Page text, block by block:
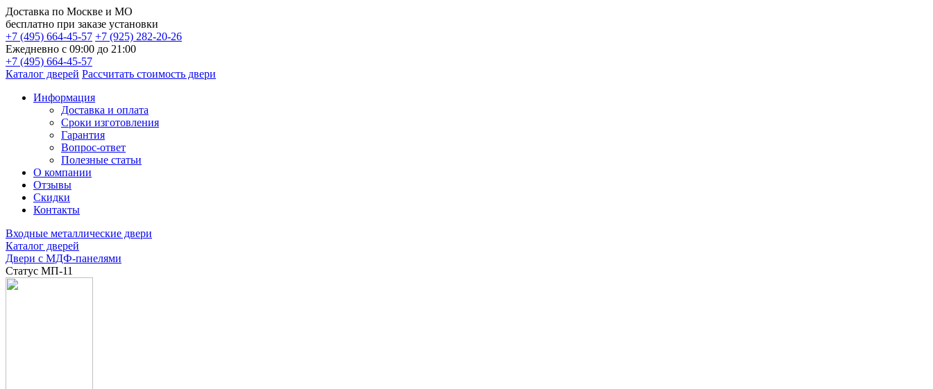
Доставка по Москве и МО
бесплатно при заказе установки
+7 (495) 664-45-57 +7 (925) 282-20-26
Ежедневно с 09:00 до 21:00
+7 (495) 664-45-57
Каталог дверей Рассчитать стоимость двери
Информация
Доставка и оплата
Сроки изготовления
Гарантия
Вопрос-ответ
Полезные статьи
О компании
Отзывы
Скидки
Контакты
Входные металлические двери
Каталог дверей
Двери с МДФ-панелями
Статус МП-11